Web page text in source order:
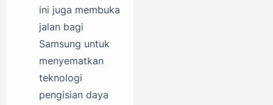
ini juga membuka
jalan bagi
Samsung untuk
menyematkan
teknologi
pengisian daya